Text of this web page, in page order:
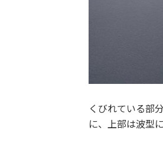
くびれている部
に、上部は波型